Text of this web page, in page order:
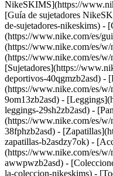
NikeSKIMS](https://
[Guía de sujetadores
de-sujetadores-nikeskims) -
(https://www.nike.com/es/
(https://www.nike.com/es/
(https://www.nike.com/es/
[Sujetadores](https://
deportivos-40qgmzb2asd) -
(https://www.nike.com/es/w/
9om13zb2asd) -
leggings-29sh2zb2asd) -
(https://www.nike.com/es/w/
38fphzb2asd) -
zapatillas-b2asdzy7ok) -
(https://www.nike.com/es/w/
awwpwzb2asd) -
la-coleccion-nikeskims) -